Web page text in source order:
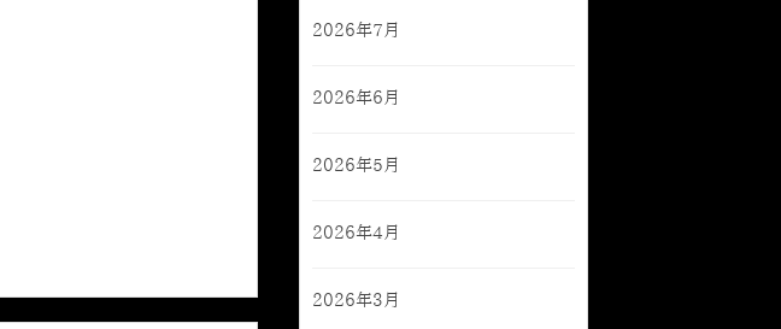
2026年7月
2026年6月
2026年5月
2026年4月
2026年3月